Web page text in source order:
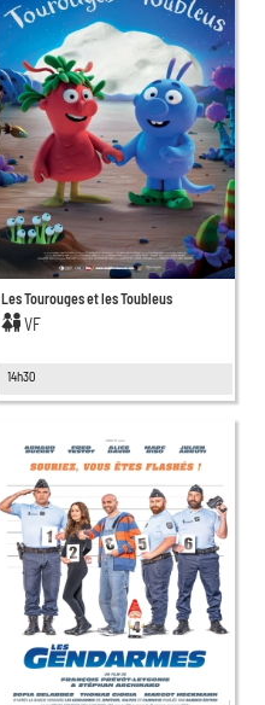
Les Tourouges et les Toubleus
VF
14h30